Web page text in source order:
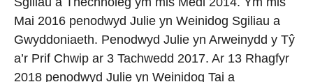
Mai 2016 penodwyd Julie yn Weinidog Sgiliau a
Gwyddoniaeth. Penodwyd Julie yn Arweinydd y Tŷ
a’r Prif Chwip ar 3 Tachwedd 2017. Ar 13 Rhagfyr
2018 penodwyd Julie yn Weinidog Tai a